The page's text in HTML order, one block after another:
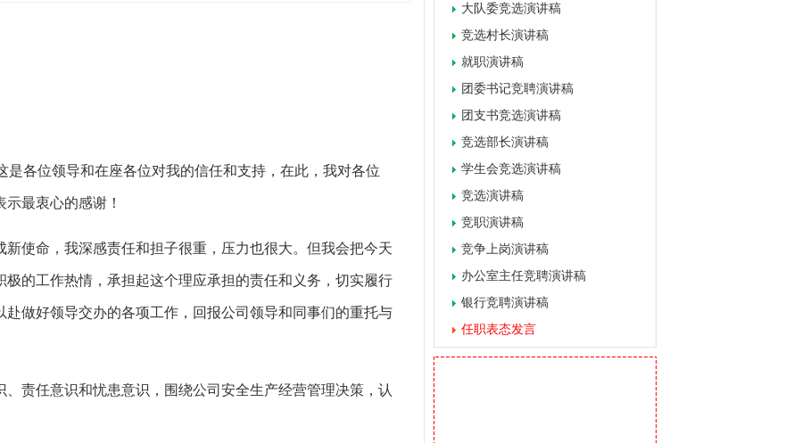
各位领导和在座各位对我的信任和支持，在此，我对各位
最衷心的感谢！
使命，我深感责任和担子很重，压力也很大。但我会把今天
的工作热情，承担起这个理应承担的责任和义务，切实履行
做好领导交办的各项工作，回报公司领导和同事们的重托与
任意识和忧患意识，围绕公司安全生产经营管理决策，认
大队委竞选演讲稿
竞选村长演讲稿
就职演讲稿
团委书记竞聘演讲稿
团支书竞选演讲稿
竞选部长演讲稿
学生会竞选演讲稿
竞选演讲稿
竞职演讲稿
竞争上岗演讲稿
办公室主任竞聘演讲稿
银行竞聘演讲稿
任职表态发言